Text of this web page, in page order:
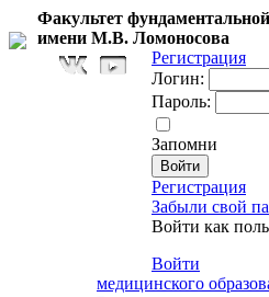
Факультет
имени М.В. Ломоносова
Регистрация
Логин:
Пароль:
Запомни
Регистрация
Забыли свой
Войти как
Войти
медицинского